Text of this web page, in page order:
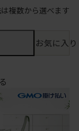
複数から選べます
お気に入